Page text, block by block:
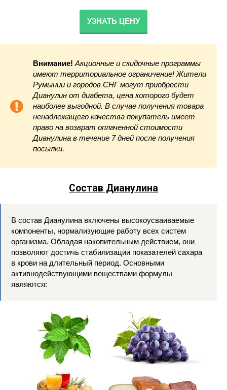
УЗНАТЬ ЦЕНУ
Внимание! Акционные и скидочные программы
имеют территориальное ограничение! Жители
Румынии и городов СНГ могут приобрести
Дианулин от диабета, цена которого будет
наиболее выгодной. В случае получения товара
ненадлежащего качества покупатель имеет
право на возврат оплаченной стоимости
Дианулина в течение 7 дней после получения
посылки.
Состав Дианулина
В состав Дианулина включены высокоусваиваемые
компоненты, нормализующие работу всех систем
организма. Обладая накопительным действием, они
позволяют достичь стабилизации показателей сахара
в крови на длительный период. Основными
активнодействующими веществами формулы
являются: